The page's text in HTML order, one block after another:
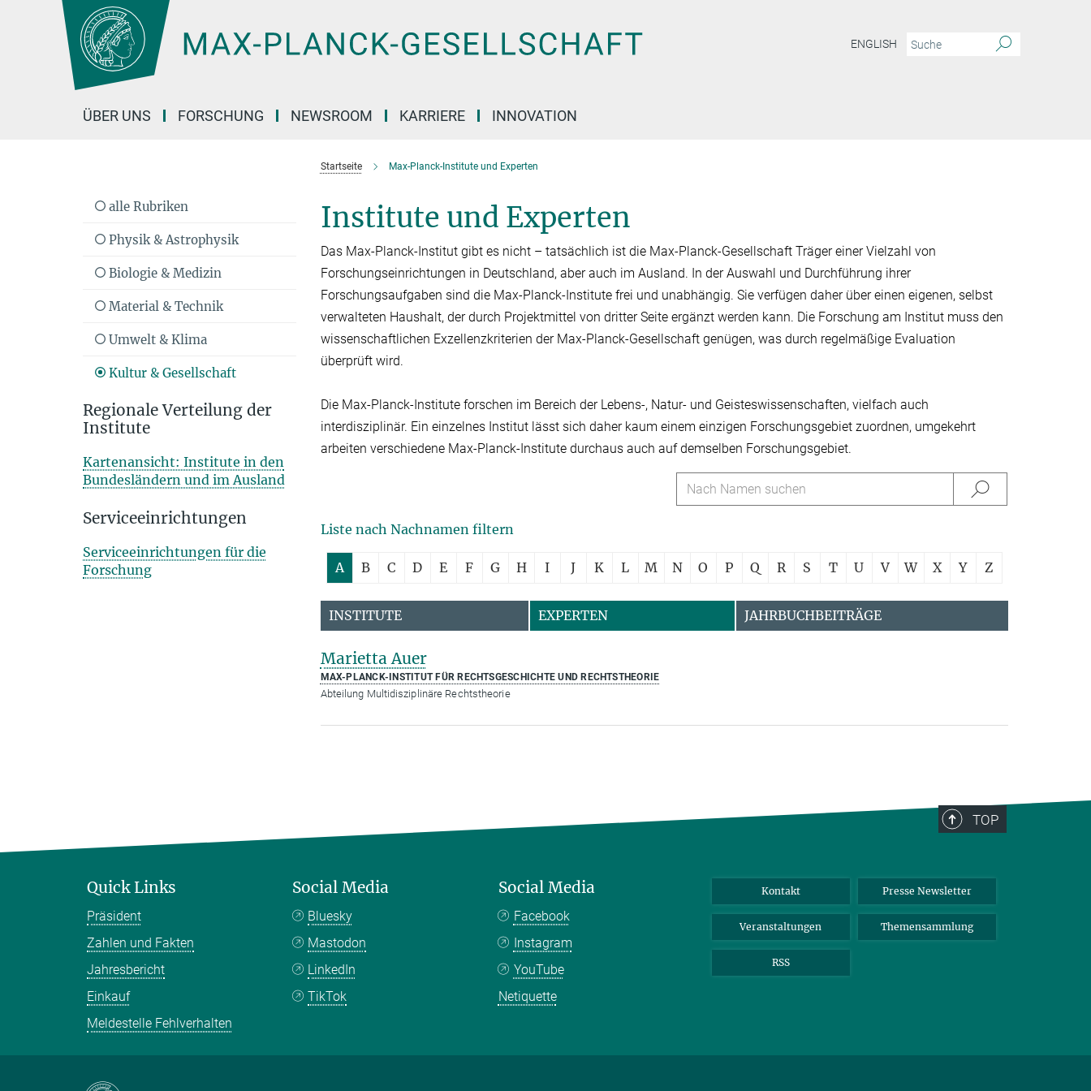
Hauptinhalt
ENGLISH
ÜBER UNS FORSCHUNG NEWSROOM KARRIERE INNOVATION
Startseite Max-Planck-Institute und Experten
Institute und Experten
Das Max-Planck-Institut gibt es nicht – tatsächlich ist die Max-Planck-Gesellschaft Träger einer Vielzahl von
Forschungseinrichtungen in Deutschland, aber auch im Ausland. In der Auswahl und Durchführung ihrer
Forschungsaufgaben sind die Max-Planck-Institute frei und unabhän­gig. Sie verfügen daher über einen eige­nen, selbst
verwalteten Haushalt, der durch Projektmit­tel von dritter Seite er­gänzt werden kann. Die Forschung am Institut muss den
wissen­schaftlichen Exzellenzkriterien der Max-Planck-Gesellschaft genügen, was durch regelmäßige Evaluation
überprüft wird.
Die Max-Planck-Institute forschen im Bereich der Lebens-, Natur- und Geisteswissen­schaften, vielfach auch
interdisziplinär. Ein einzelnes Institut lässt sich daher kaum einem einzigen Forschungsgebiet zuordnen, umgekehrt
arbeiten verschiedene Max-Planck-Institute durchaus auch auf demselben Forschungsgebiet.
Liste nach Nachnamen filtern
A B C D E F G H I J K L M N O P Q R S T U V W X Y Z
INSTITUTE EXPERTEN JAHRBUCHBEITRÄGE
Marietta Auer
MAX-PLANCK-INSTITUT FÜR RECHTSGESCHICHTE UND RECHTSTHEORIE
Abteilung Multidisziplinäre Rechtstheorie
alle Rubriken
Physik & Astrophysik
Biologie & Medizin
Material & Technik
Umwelt & Klima
Kultur & Gesellschaft
Regionale Verteilung der
Institute
Kartenansicht: Institute in den
Bundesländern und im Ausland
Serviceeinrichtungen
Serviceeinrichtungen für die
Forschung
TOP
Quick Links
Präsident
Zahlen und Fakten
Jahresbericht
Einkauf
Meldestelle Fehlverhalten
Social Media
Bluesky
Mastodon
LinkedIn
TikTok
Social Media
Facebook
Instagram
YouTube
Netiquette
Kontakt Presse Newsletter
Veranstaltungen Themensammlung
RSS